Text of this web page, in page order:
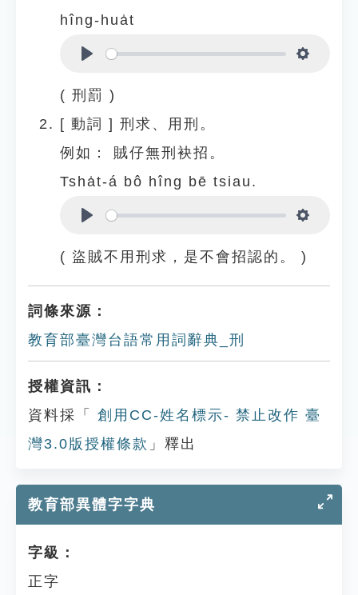
hîng-hua̍t
( 刑罰 )
[ 動詞 ] 刑求、用刑。
例如：
賊仔無刑袂招。
Tsha̍t-á bô hîng bē tsiau.
( 盜賊不用刑求，是不會招認的。 )
詞條來源：
教育部臺灣台語常用詞辭典_刑
授權資訊：
資料採「
創用CC-姓名標示- 禁止改作 臺
灣3.0版授權條款 」釋出
教育部異體字字典
字級：
正字